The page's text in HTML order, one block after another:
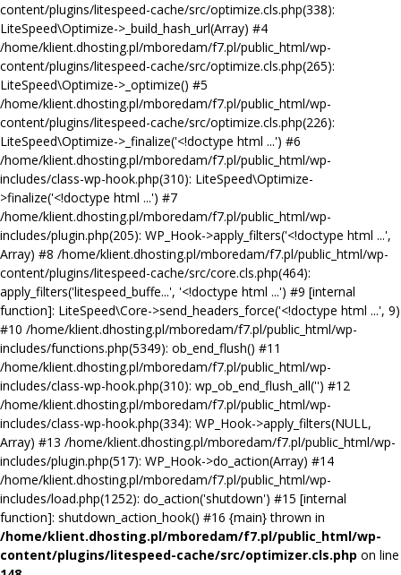
content/plugins/litespeed-cache/src/optimize.cls.php(338):
LiteSpeed\Optimize->_build_hash_url(Array) #4
/home/klient.dhosting.pl/mboredam/f7.pl/public_html/wp-
content/plugins/litespeed-cache/src/optimize.cls.php(265):
LiteSpeed\Optimize->_optimize() #5
/home/klient.dhosting.pl/mboredam/f7.pl/public_html/wp-
content/plugins/litespeed-cache/src/optimize.cls.php(226):
LiteSpeed\Optimize->_finalize('<!doctype html ...') #6
/home/klient.dhosting.pl/mboredam/f7.pl/public_html/wp-
includes/class-wp-hook.php(310): LiteSpeed\Optimize-
>finalize('<!doctype html ...') #7
/home/klient.dhosting.pl/mboredam/f7.pl/public_html/wp-
includes/plugin.php(205): WP_Hook->apply_filters('<!doctype html ...',
Array) #8 /home/klient.dhosting.pl/mboredam/f7.pl/public_html/wp-
content/plugins/litespeed-cache/src/core.cls.php(464):
apply_filters('litespeed_buffe...', '<!doctype html ...') #9 [internal
function]: LiteSpeed\Core->send_headers_force('<!doctype html ...', 9)
#10 /home/klient.dhosting.pl/mboredam/f7.pl/public_html/wp-
includes/functions.php(5349): ob_end_flush() #11
/home/klient.dhosting.pl/mboredam/f7.pl/public_html/wp-
includes/class-wp-hook.php(310): wp_ob_end_flush_all('') #12
/home/klient.dhosting.pl/mboredam/f7.pl/public_html/wp-
includes/class-wp-hook.php(334): WP_Hook->apply_filters(NULL,
Array) #13 /home/klient.dhosting.pl/mboredam/f7.pl/public_html/wp-
includes/plugin.php(517): WP_Hook->do_action(Array) #14
/home/klient.dhosting.pl/mboredam/f7.pl/public_html/wp-
includes/load.php(1252): do_action('shutdown') #15 [internal
function]: shutdown_action_hook() #16 {main} thrown in
/home/klient.dhosting.pl/mboredam/f7.pl/public_html/wp-
content/plugins/litespeed-cache/src/optimizer.cls.php on line